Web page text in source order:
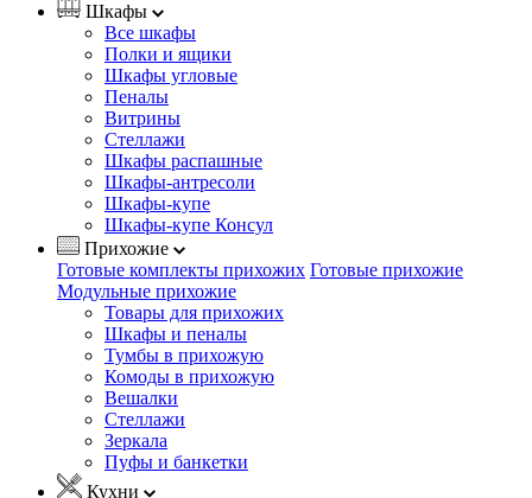
Шкафы
Все шкафы
Полки и ящики
Шкафы угловые
Пеналы
Витрины
Стеллажи
Шкафы распашные
Шкафы-антресоли
Шкафы-купе
Шкафы-купе Консул
Прихожие
Готовые комплекты прихожих Готовые прихожие
Модульные прихожие
Товары для прихожих
Шкафы и пеналы
Тумбы в прихожую
Комоды в прихожую
Вешалки
Стеллажи
Зеркала
Пуфы и банкетки
Кухни